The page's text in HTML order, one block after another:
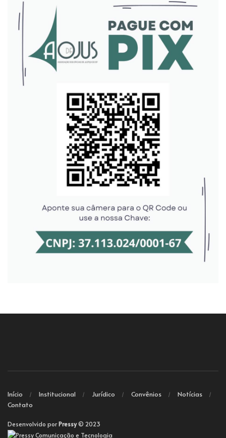
Início Institucional Jurídico Convênios
Notícias
Contato
Desenvolvido porPressy© 2023